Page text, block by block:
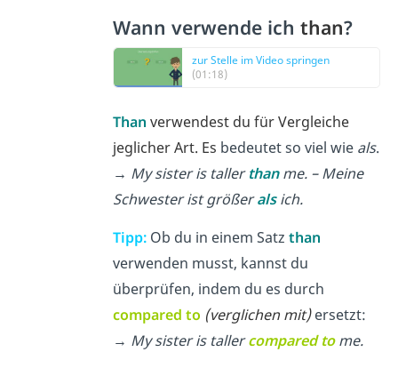
Wann verwende ich than?
zur Stelle im Video springen
(01:18)
Than verwendest du für Vergleiche
jeglicher Art. Es bedeutet so viel wie als.
→ My sister is tallerthanme. – Meine
Schwester ist größeralsich.
Tipp: Ob du in einem Satz than
verwenden musst, kannst du
überprüfen, indem du es durch
compared to (verglichen mit) ersetzt:
→ My sister is tallercompared tome.